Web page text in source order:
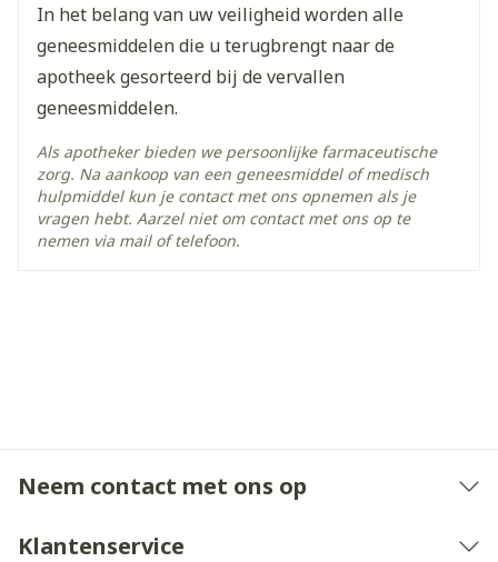
Behoud
Kamertemperatuur (15°C -
25°C)
In het belang van uw veiligheid worden alle
geneesmiddelen die u terugbrengt naar de
apotheek gesorteerd bij de vervallen
geneesmiddelen.
Als apotheker bieden we persoonlijke farmaceutische
zorg. Na aankoop van een geneesmiddel of medisch
hulpmiddel kun je contact met ons opnemen als je
vragen hebt. Aarzel niet om contact met ons op te
nemen via mail of telefoon.
Neem contact met ons op
Klantenservice